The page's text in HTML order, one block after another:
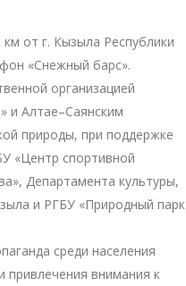
от г. Кызыла Республики
«Снежный барс».
организацией
и Алтае–Саянским
природы, при поддержке
«Центр спортивной
Департамента культуры,
и РГБУ «Природный парк
среди населения
привлечения внимания к